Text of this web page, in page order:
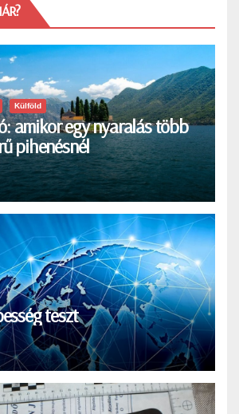
Külföld
amikor egy nyaralás több
pihenésnél
teszt